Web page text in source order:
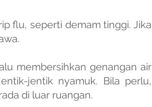
flu, seperti demam tinggi. Jika
membersihkan genangan air
jentik nyamuk. Bila perlu,
di luar ruangan.